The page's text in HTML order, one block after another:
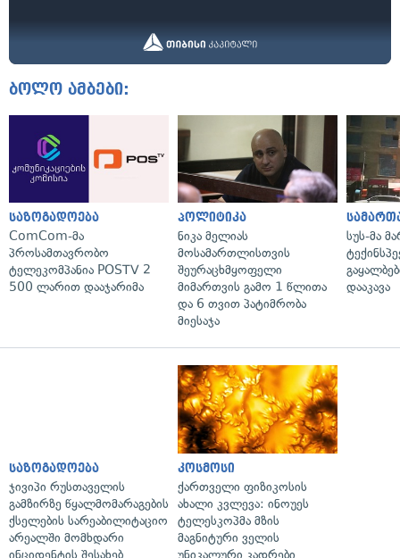
ბოლო ამბები:
საზოგადოება
ComCom-მა
პროსამთავრობო
ტელეკომპანია POSTV 2
500 ლარით დააჯარიმა
პოლიტიკა
ნიკა მელიას
მოსამართლისთვის
შეურაცხმყოფელი
მიმართვის გამო 1 წლითა
და 6 თვით პატიმრობა
მიესაჯა
სუს-მა
დააკავა
საზოგადოება
ჯივიპი რუსთაველის
გამზირზე წყალმომარაგების
ქსელების სარეაბილიტაციო
არეალში მომხდარი
ინციდენტის შესახებ
კოსმოსი
ქართველი ფიზიკოსის
ახალი კვლევა: ინოუეს
ტელესკოპმა მზის
მაგნიტური ველის
უნიკალური კადრები